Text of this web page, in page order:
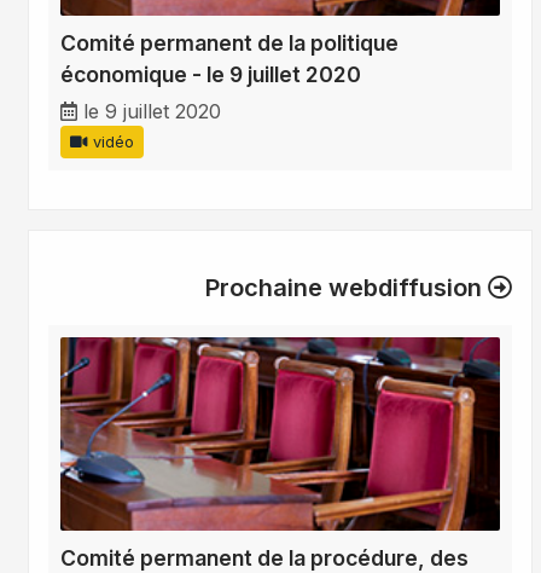
Comité permanent de la politique
économique - le 9 juillet 2020
le 9 juillet 2020
vidéo
Prochaine webdiffusion
Comité permanent de la procédure, des